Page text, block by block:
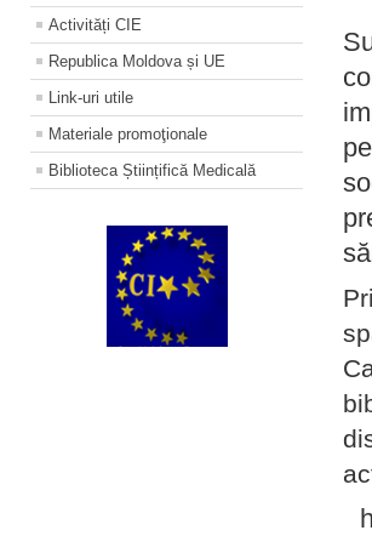
Activități CIE
Republica Moldova și UE
Link-uri utile
Materiale promoţionale
Biblioteca Științifică Medicală